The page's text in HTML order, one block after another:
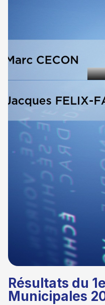
Résultats du
Municipales